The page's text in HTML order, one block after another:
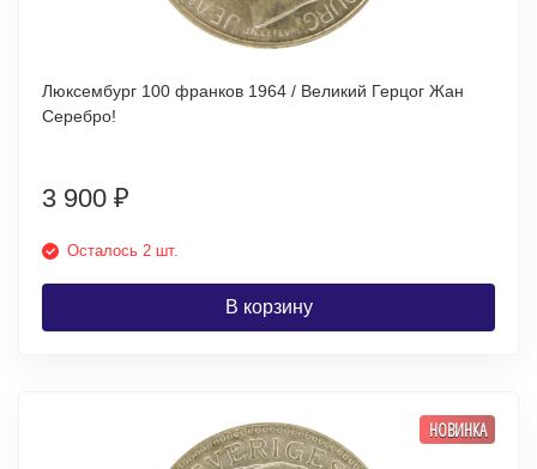
Люксембург 100 франков 1964 / Великий Герцог Жан
Серебро!
3 900 ₽
Осталось 2 шт.
В корзину
НОВИНКА